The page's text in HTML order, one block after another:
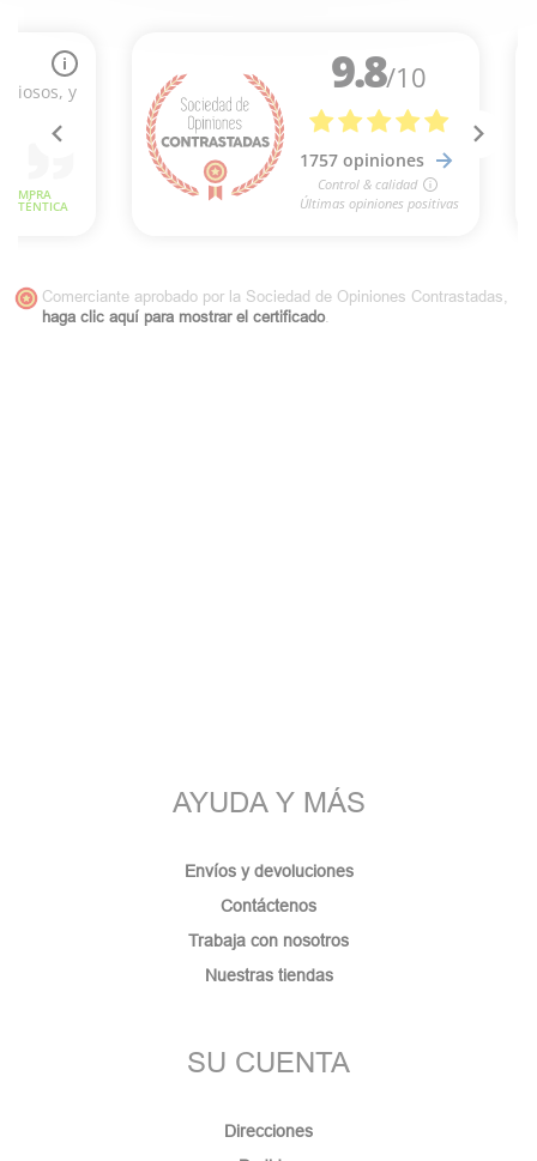
Comerciante aprobado por la Sociedad de Opiniones Contrastadas,
haga clic aquí para mostrar el certificado.
AYUDA Y MÁS
Envíos y devoluciones
Contáctenos
Trabaja con nosotros
Nuestras tiendas
SU CUENTA
Direcciones